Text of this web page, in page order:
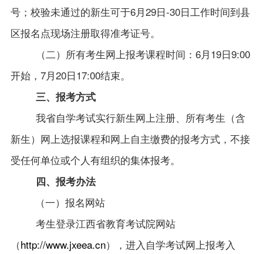
号；校验未通过的新生可于6月29日-30日工作时间到县
区报名点现场注册取得准考证号。
（二）所有考生网上报考课程时间：6月19日9:00
开始，7月20日17:00结束。
三、报考方式
我省自学考试实行新生网上注册、所有考生（含
新生）网上选报课程和网上自主缴费的报考方式，不接
受任何单位或个人有组织的集体报考。
四、报考办法
（一）报名网站
考生登录江西省教育考试院网站
（http://www.jxeea.cn），进入自学考试网上报考入